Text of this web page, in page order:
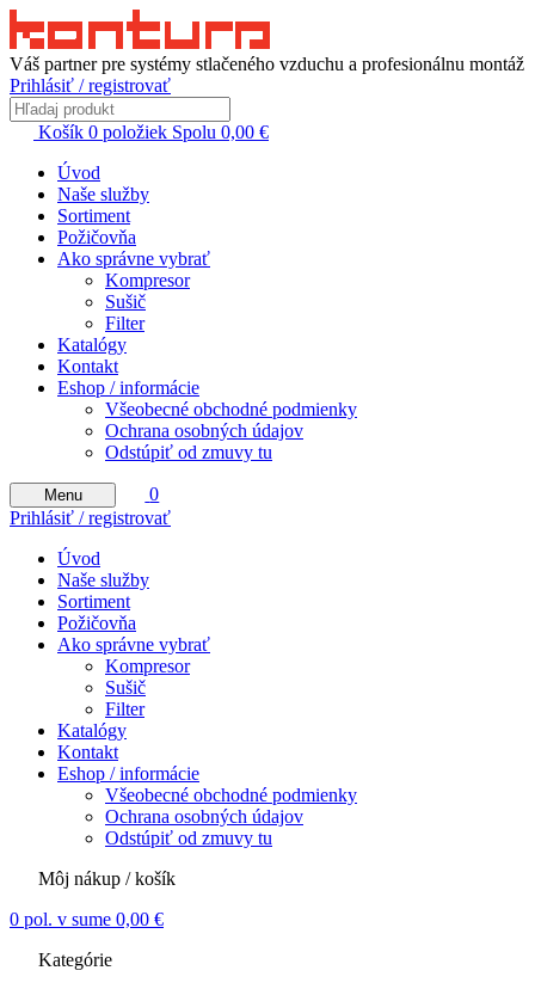
Váš partner pre systémy stlačeného vzduchu a profesionálnu montáž
Prihlásiť / registrovať
Košík 0 položiek Spolu 0,00 €
Úvod
Naše služby
Sortiment
Požičovňa
Ako správne vybrať
Kompresor
Sušič
Filter
Katalógy
Kontakt
Eshop / informácie
Všeobecné obchodné podmienky
Ochrana osobných údajov
Odstúpiť od zmuvy tu
Menu
0
Prihlásiť / registrovať
Úvod
Naše služby
Sortiment
Požičovňa
Ako správne vybrať
Kompresor
Sušič
Filter
Katalógy
Kontakt
Eshop / informácie
Všeobecné obchodné podmienky
Ochrana osobných údajov
Odstúpiť od zmuvy tu
Môj nákup / košík
0 pol. v sume 0,00 €
Kategórie